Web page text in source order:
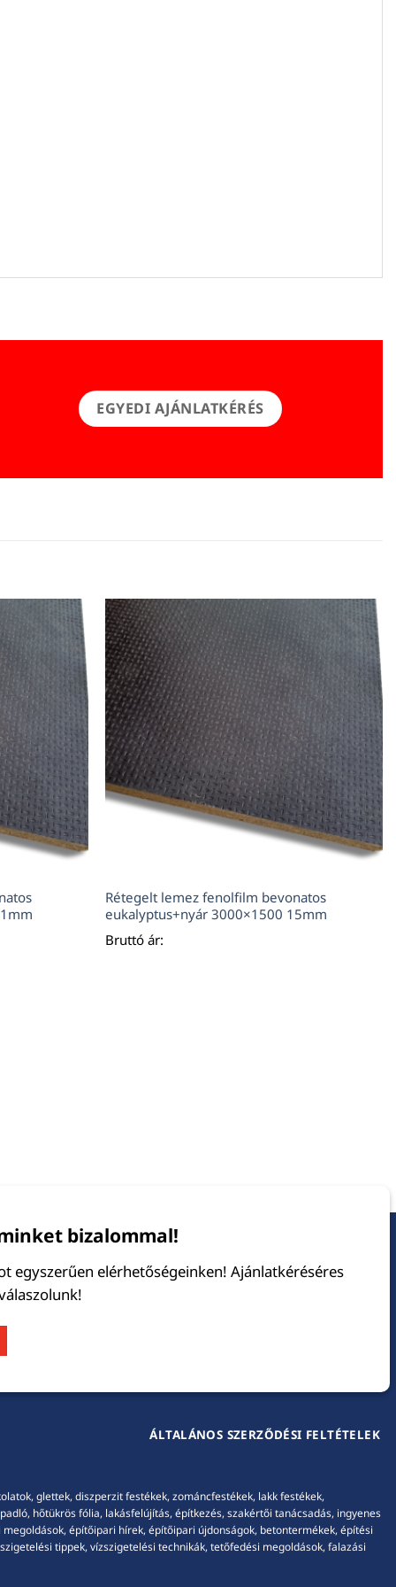
EGYEDI AJÁNLATKÉRÉS
Rétegelt lemez fenolfilm bevonatos
eukalyptus+nyár 3000×1500 15mm
Bruttó ár:
bizalommal!
egyszerűen elérhetőségeinken! Ajánlatkéréséres
ÁLTALÁNOS SZERZŐDÉSI FELTÉTELEK
glettek, diszperzit festékek, zománcfestékek, lakk festékek,
hőtükrös fólia, lakásfelújítás, építkezés, szakértői tanácsadás, ingyenes
építőipari hírek, építőipari újdonságok, betontermékek, építési
tippek, vízszigetelési technikák, tetőfedési megoldások, falazási